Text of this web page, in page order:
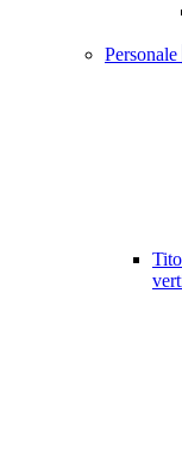
Personale